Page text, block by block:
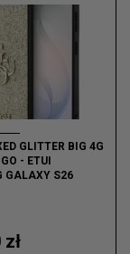
GLITTER BIG 4G
- ETUI
GALAXY S26